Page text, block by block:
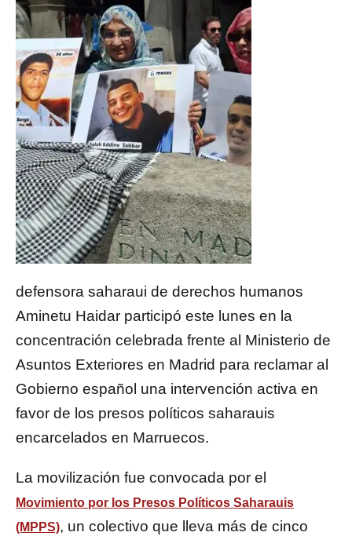
defensora saharaui de derechos humanos
Aminetu Haidar participó este lunes en la
concentración celebrada frente al Ministerio de
Asuntos Exteriores en Madrid para reclamar al
Gobierno español una intervención activa en
favor de los presos políticos saharauis
encarcelados en Marruecos.
La movilización fue convocada por el
Movimiento por los Presos Políticos Saharauis
(MPPS), un colectivo que lleva más de cinco